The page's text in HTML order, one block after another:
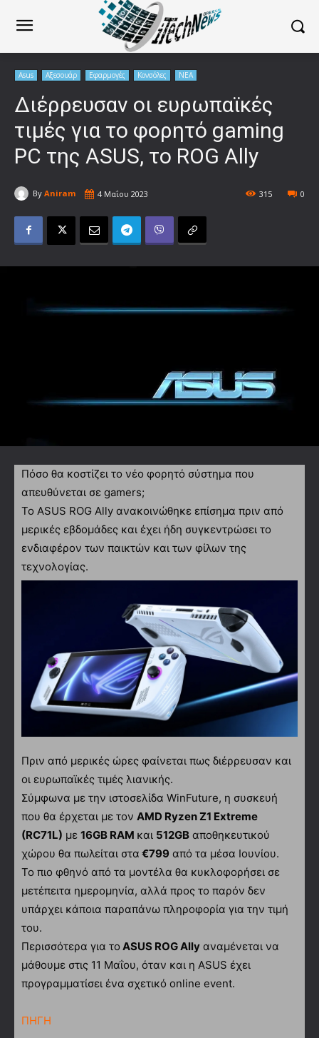
Asus Αξεσουάρ Εφαρμογές Κονσόλες ΝΕΑ
Διέρρευσαν οι ευρωπαϊκές
τιμές για το φορητό gaming
PC της ASUS, το ROG Ally
By Aniram 4 Μαΐου 2023 0
315
Πόσο θα κοστίζει το νέο φορητό σύστημα που
απευθύνεται σε gamers;
To ASUS ROG Ally ανακοινώθηκε επίσημα πριν από
μερικές εβδομάδες και έχει ήδη συγκεντρώσει το
ενδιαφέρον των παικτών και των φίλων της
τεχνολογίας.
Πριν από μερικές ώρες φαίνεται πως διέρρευσαν και
οι ευρωπαϊκές τιμές λιανικής.
Σύμφωνα με την ιστοσελίδα WinFuture, η συσκευή
που θα έρχεται με τον AMD Ryzen Z1 Extreme
(RC71L) με 16GB RAM και 512GB αποθηκευτικού
χώρου θα πωλείται στα €799 από τα μέσα Ιουνίου.
Το πιο φθηνό από τα μοντέλα θα κυκλοφορήσει σε
μετέπειτα ημερομηνία, αλλά προς το παρόν δεν
υπάρχει κάποια παραπάνω πληροφορία για την τιμή
του.
Περισσότερα για το ASUS ROG Ally αναμένεται να
μάθουμε στις 11 Μαΐου, όταν και η ASUS έχει
προγραμματίσει ένα σχετικό online event.
ΠΗΓΗ